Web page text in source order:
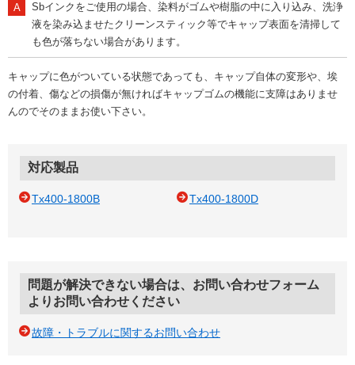
Sbインクをご使用の場合、染料がゴムや樹脂の中に入り込み、洗浄
液を染み込ませたクリーンスティック等でキャップ表面を清掃して
も色が落ちない場合があります。
キャップに色がついている状態であっても、キャップ自体の変形や、埃
の付着、傷などの損傷が無ければキャップゴムの機能に支障はありませ
んのでそのままお使い下さい。
対応製品
Tx400-1800B Tx400-1800D
問題が解決できない場合は、お問い合わせフォーム
よりお問い合わせください
故障・トラブルに関するお問い合わせ